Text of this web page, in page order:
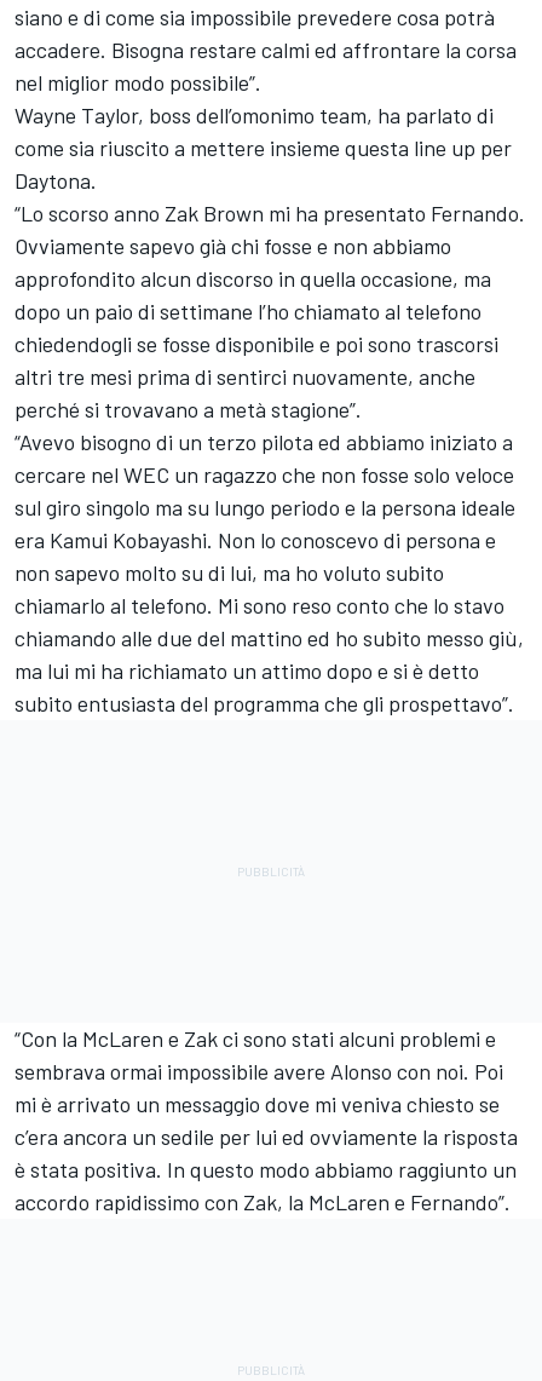
siano e di come sia impossibile prevedere cosa potrà
accadere. Bisogna restare calmi ed affrontare la corsa
nel miglior modo possibile”.
Wayne Taylor, boss dell’omonimo team, ha parlato di
come sia riuscito a mettere insieme questa line up per
Daytona.
“Lo scorso anno Zak Brown mi ha presentato Fernando.
Ovviamente sapevo già chi fosse e non abbiamo
approfondito alcun discorso in quella occasione, ma
dopo un paio di settimane l’ho chiamato al telefono
chiedendogli se fosse disponibile e poi sono trascorsi
altri tre mesi prima di sentirci nuovamente, anche
perché si trovavano a metà stagione”.
“Avevo bisogno di un terzo pilota ed abbiamo iniziato a
cercare nel WEC un ragazzo che non fosse solo veloce
sul giro singolo ma su lungo periodo e la persona ideale
era Kamui Kobayashi. Non lo conoscevo di persona e
non sapevo molto su di lui, ma ho voluto subito
chiamarlo al telefono. Mi sono reso conto che lo stavo
chiamando alle due del mattino ed ho subito messo giù,
ma lui mi ha richiamato un attimo dopo e si è detto
subito entusiasta del programma che gli prospettavo”.
“Con la McLaren e Zak ci sono stati alcuni problemi e
sembrava ormai impossibile avere Alonso con noi. Poi
mi è arrivato un messaggio dove mi veniva chiesto se
c’era ancora un sedile per lui ed ovviamente la risposta
è stata positiva. In questo modo abbiamo raggiunto un
accordo rapidissimo con Zak, la McLaren e Fernando”.